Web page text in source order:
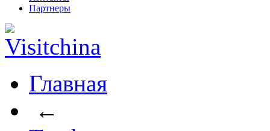
Партнеры
Главная
←